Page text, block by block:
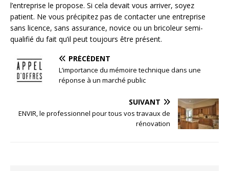
l’entreprise le propose. Si cela devait vous arriver, soyez
patient. Ne vous précipitez pas de contacter une entreprise
sans licence, sans assurance, novice ou un bricoleur semi-
qualifié du fait qu’il peut toujours être présent.
PRÉCÉDENT
L’importance du mémoire technique dans une
réponse à un marché public
SUIVANT
ENVIR, le professionnel pour tous vos travaux de
rénovation